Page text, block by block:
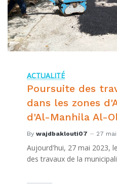
ACTUALITÉ
Poursuite des
dans les zones
d'Al-Manhila Al-
By wajdbaklouti07 27
Aujourd'hui, 27 mai 2023,
des travaux de la